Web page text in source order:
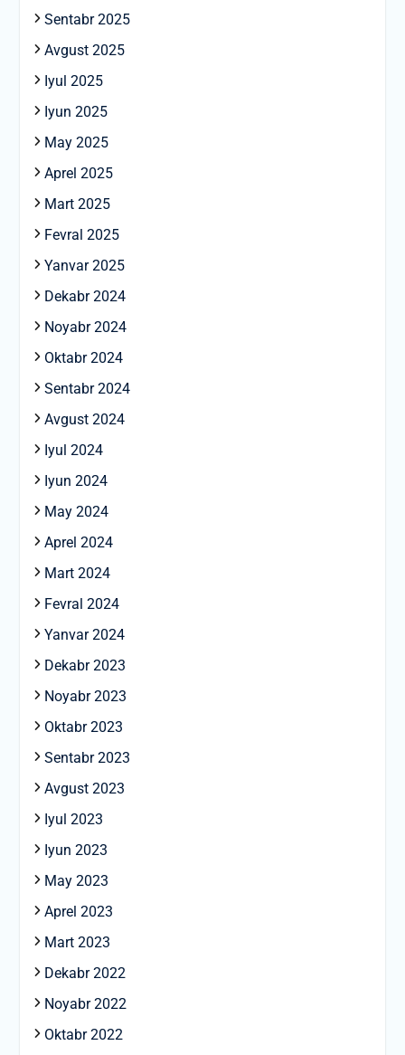
Sentabr 2025
Avgust 2025
Iyul 2025
Iyun 2025
May 2025
Aprel 2025
Mart 2025
Fevral 2025
Yanvar 2025
Dekabr 2024
Noyabr 2024
Oktabr 2024
Sentabr 2024
Avgust 2024
Iyul 2024
Iyun 2024
May 2024
Aprel 2024
Mart 2024
Fevral 2024
Yanvar 2024
Dekabr 2023
Noyabr 2023
Oktabr 2023
Sentabr 2023
Avgust 2023
Iyul 2023
Iyun 2023
May 2023
Aprel 2023
Mart 2023
Dekabr 2022
Noyabr 2022
Oktabr 2022